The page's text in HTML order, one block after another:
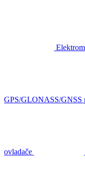
GPS/GLONASS/GNSS
ovladače